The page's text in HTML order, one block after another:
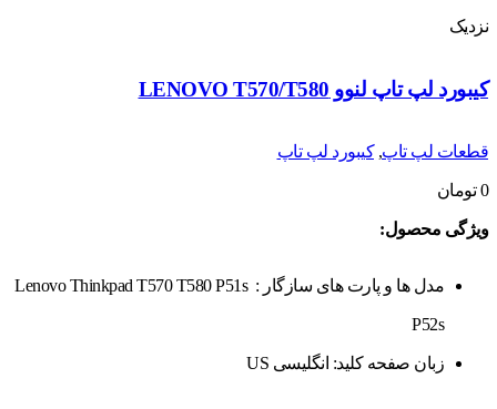
نزدیک
کیبورد لپ تاپ لنوو LENOVO T570/T580
قطعات لپ تاپ,کیبورد لپ تاپ
0 تومان
ویژگی محصول:
مدل ها و پارت های سازگار :Lenovo Thinkpad T570 T580 P51s
P52s
زبان صفحه کلید: انگلیسی US